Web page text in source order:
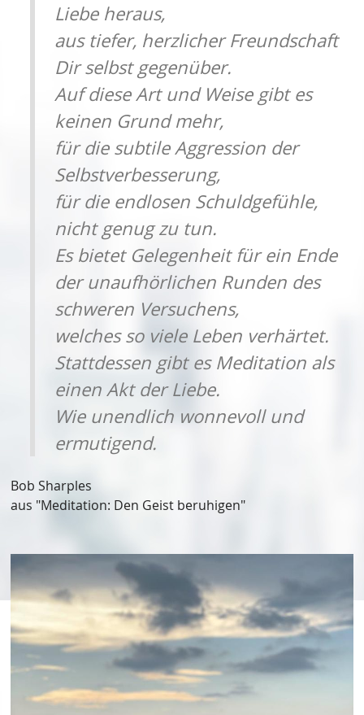
Liebe heraus,
aus tiefer, herzlicher Freundschaft
Dir selbst gegenüber.
Auf diese Art und Weise gibt es
keinen Grund mehr,
für die subtile Aggression der
Selbstverbesserung,
für die endlosen Schuldgefühle,
nicht genug zu tun.
Es bietet Gelegenheit für ein Ende
der unaufhörlichen Runden des
schweren Versuchens,
welches so viele Leben verhärtet.
Stattdessen gibt es Meditation als
einen Akt der Liebe.
Wie unendlich wonnevoll und
ermutigend.
Bob Sharples
aus "Meditation: Den Geist beruhigen"